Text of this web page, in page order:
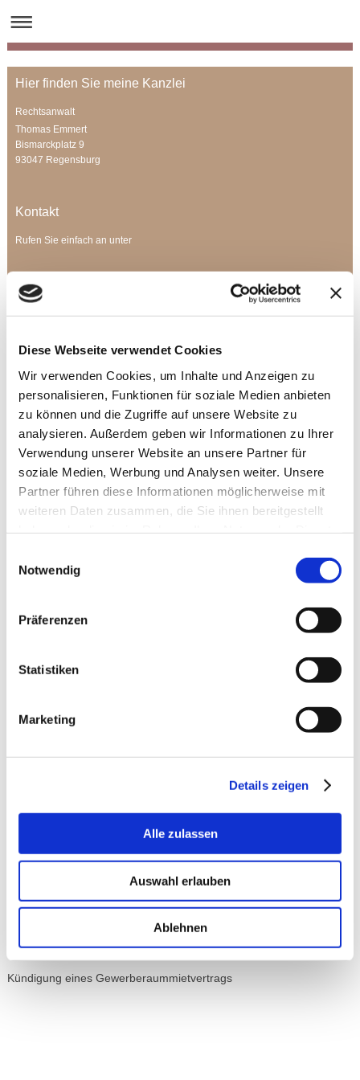
Diese Webseite verwendet Cookies
Wir verwenden Cookies, um Inhalte und Anzeigen zu
personalisieren, Funktionen für soziale Medien anbieten
zu können und die Zugriffe auf unsere Website zu
analysieren. Außerdem geben wir Informationen zu Ihrer
Verwendung unserer Website an unsere Partner für
soziale Medien, Werbung und Analysen weiter. Unsere
Partner führen diese Informationen möglicherweise mit
weiteren Daten zusammen, die Sie ihnen bereitgestellt
Notwendig
Präferenzen
Statistiken
Marketing
Details zeigen
Alle zulassen
Auswahl erlauben
Ablehnen
Hier finden Sie meine Kanzlei
Rechtsanwalt
Thomas Emmert
Bismarckplatz 9
93047 Regensburg
Kontakt
Rufen Sie einfach an unter
Teilen
Rechtsanwalt Thomas Emmert
Kanzlei für Immobilienrecht
Soll ein Mietvertrag gekündigt oder eine Kündigung auf ihre
Wohnraummietverhältnis oder ein Gewerberaumietverhältnis
handelt, unterschiedliche Punkte zu beachten. Ganz grundsätzlich
Kann das Mietverhältnis überhaupt gekündigt werden?
Wer muss die Kündigung aussprechen?
An wen richtet sie sich?
Muss die Kündigung begründet werden?
Kann eine Kündigung unwirksam werden?
folgenden Seiten:
Kündigung eines Wohnraummietvertrags
Kündigung eines Gewerberaummietvertrags